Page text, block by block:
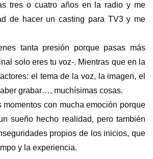
tres o cuatro años en la radio y me
de hacer un casting para TV3 y me
tanta presión porque pasas más
solo eres tu voz-. Mientras que en la
el tema de la voz, la imagen, el
grabar…, muchísimas cosas.
momentos con mucha emoción porque
sueño hecho realidad, pero también
propios de los inicios, que
y la experiencia.